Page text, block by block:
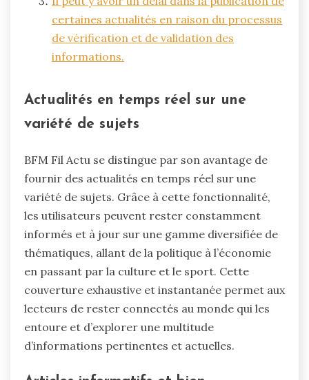
certaines actualités en raison du processus
de vérification et de validation des
informations.
Actualités en temps réel sur une
variété de sujets
BFM Fil Actu se distingue par son avantage de
fournir des actualités en temps réel sur une
variété de sujets. Grâce à cette fonctionnalité,
les utilisateurs peuvent rester constamment
informés et à jour sur une gamme diversifiée de
thématiques, allant de la politique à l’économie
en passant par la culture et le sport. Cette
couverture exhaustive et instantanée permet aux
lecteurs de rester connectés au monde qui les
entoure et d’explorer une multitude
d’informations pertinentes et actuelles.